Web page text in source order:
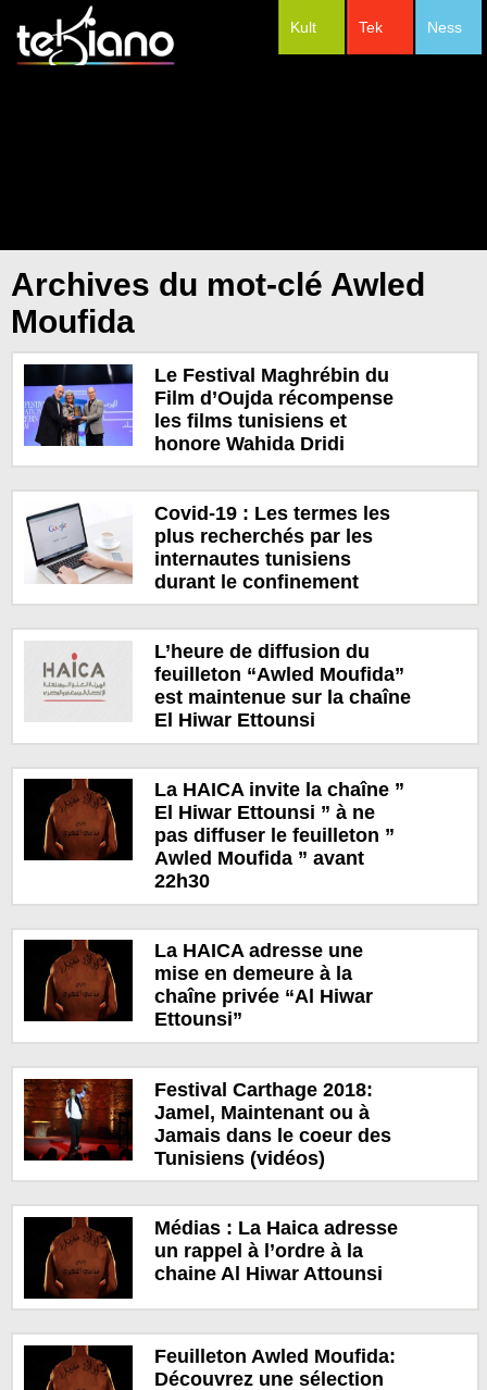
Ness
Tek
Kult
Archives du mot-clé Awled
Moufida
Le Festival Maghrébin du
Film d’Oujda récompense
les films tunisiens et
honore Wahida Dridi
Covid-19 : Les termes les
plus recherchés par les
internautes tunisiens
durant le confinement
L’heure de diffusion du
feuilleton “Awled Moufida”
est maintenue sur la chaîne
El Hiwar Ettounsi
La HAICA invite la chaîne ”
El Hiwar Ettounsi ” à ne
pas diffuser le feuilleton ”
Awled Moufida ” avant
22h30
La HAICA adresse une
mise en demeure à la
chaîne privée “Al Hiwar
Ettounsi”
Festival Carthage 2018:
Jamel, Maintenant ou à
Jamais dans le coeur des
Tunisiens (vidéos)
Médias : La Haica adresse
un rappel à l’ordre à la
chaine Al Hiwar Attounsi
Feuilleton Awled Moufida:
Découvrez une sélection